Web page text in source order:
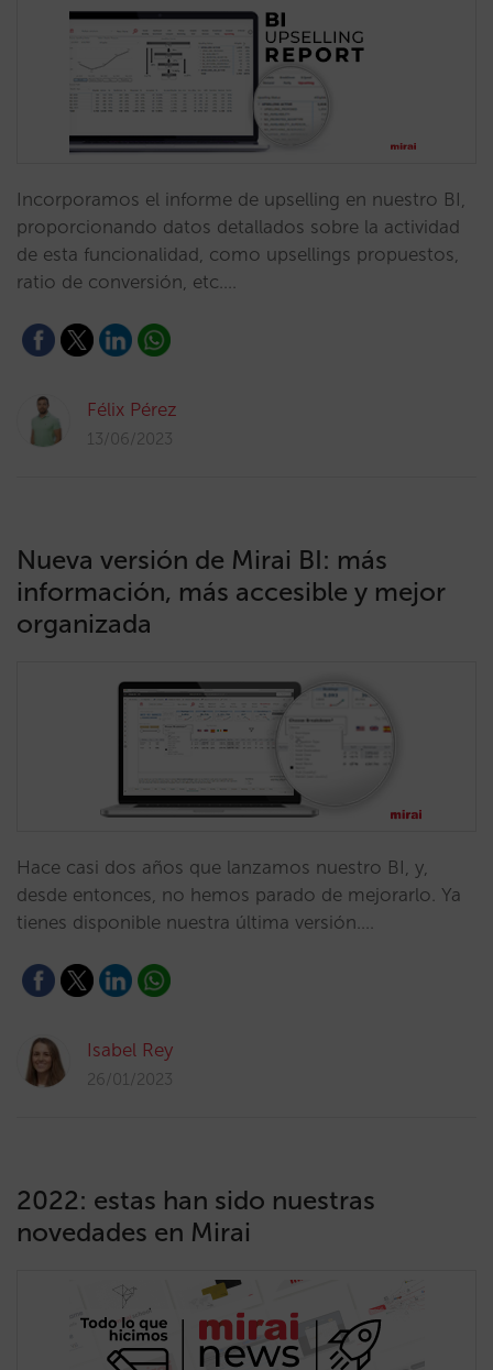
Incorporamos el informe de upselling en nuestro BI,
proporcionando datos detallados sobre la actividad
de esta funcionalidad, como upsellings propuestos,
ratio de conversión, etc.…
Félix Pérez
13/06/2023
Nueva versión de Mirai BI: más
información, más accesible y mejor
organizada
Hace casi dos años que lanzamos nuestro BI, y,
desde entonces, no hemos parado de mejorarlo. Ya
tienes disponible nuestra última versión.…
Isabel Rey
26/01/2023
2022: estas han sido nuestras
novedades en Mirai